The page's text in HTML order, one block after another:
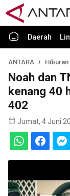
Daerah
ANTARA Hiburan
Noah dan
kenang 40
402
Jumat, 4 Juni